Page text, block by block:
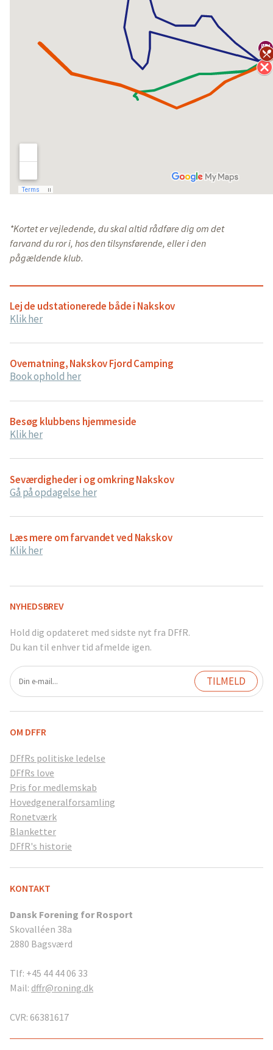
*Kortet er vejledende, du skal altid rådføre dig om det
farvand du ror i, hos den tilsynsførende, eller i den
pågældende klub.
Lej de udstationerede både i Nakskov
Klik her
Overnatning, Nakskov Fjord Camping
Book ophold her
Besøg klubbens hjemmeside
Klik her
Seværdigheder i og omkring Nakskov
Gå på opdagelse her
Læs mere om farvandet ved Nakskov
Klik her
NYHEDSBREV
Hold dig opdateret med sidste nyt fra DFfR.
Du kan til enhver tid afmelde igen.
OM DFFR
DFfRs politiske ledelse
DFfRs love
Pris for medlemskab
Hovedgeneralforsamling
Ronetværk
Blanketter
DFfR's historie
KONTAKT
Dansk Forening for Rosport
Skovalléen 38a
2880 Bagsværd
Tlf: +45 44 44 06 33
Mail: dffr@roning.dk
CVR: 66381617